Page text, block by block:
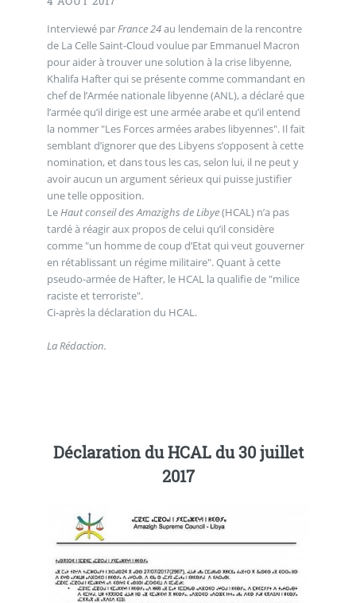
Interviewé parFrance 24au lendemain de la rencontre
de La Celle Saint-Cloud voulue par Emmanuel Macron
pour aider à trouver une solution à la crise libyenne,
Khalifa Hafter qui se présente comme commandant en
chef de l’Armée nationale libyenne (ANL), a déclaré que
l’armée qu’il dirige est une armée arabe et qu’il entend
la nommer "Les Forces armées arabes libyennes". Il fait
semblant d’ignorer que des Libyens s’opposent à cette
nomination, et dans tous les cas, selon lui, il ne peut y
avoir aucun un argument sérieux qui puisse justifier
une telle opposition.
LeHaut conseil des Amazighs de Libye(HCAL) n’a pas
tardé à réagir aux propos de celui qu’il considère
comme "un homme de coup d’Etat qui veut gouverner
en rétablissant un régime militaire". Quant à cette
pseudo-armée de Hafter, le HCAL la qualifie de "milice
raciste et terroriste".
Ci-après la déclaration du HCAL.
La Rédaction.
Déclaration du HCAL du 30 juillet
2017